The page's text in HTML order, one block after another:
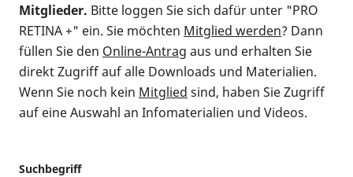
Mitglieder. Bitte loggen Sie sich dafür unter "PRO
RETINA +" ein. Sie möchten Mitglied werden? Dann
füllen Sie den Online-Antrag aus und erhalten Sie
direkt Zugriff auf alle Downloads und Materialien.
Wenn Sie noch kein Mitglied sind, haben Sie Zugriff
auf eine Auswahl an Infomaterialien und Videos.
Suchbegriff